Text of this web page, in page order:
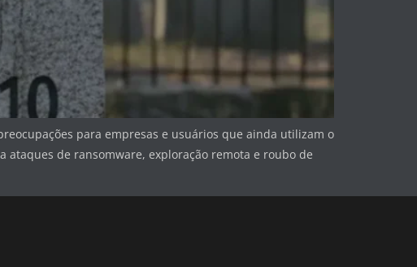
para empresas e usuários que ainda utilizam o
de ransomware, exploração remota e roubo de